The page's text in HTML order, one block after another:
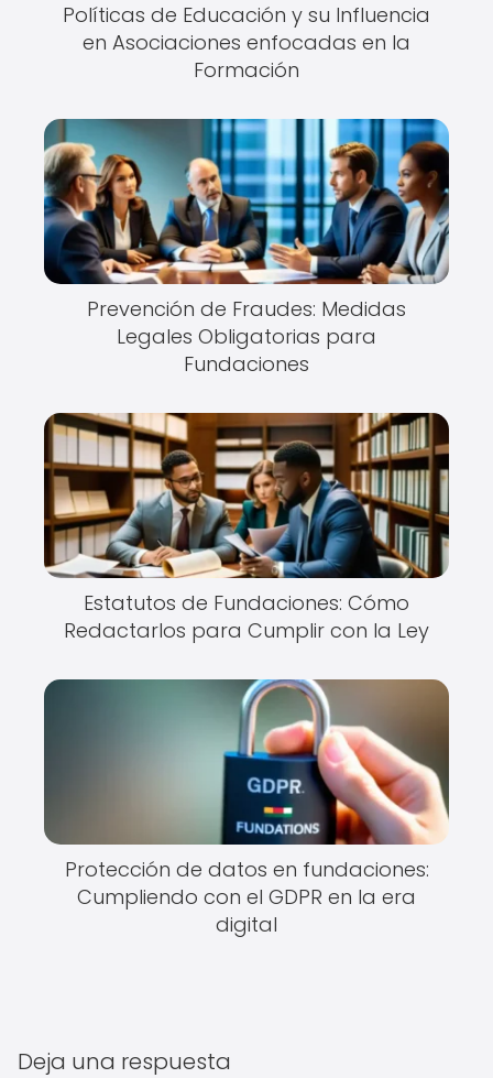
Políticas de Educación y su Influencia
en Asociaciones enfocadas en la
Formación
Prevención de Fraudes: Medidas
Legales Obligatorias para
Fundaciones
Estatutos de Fundaciones: Cómo
Redactarlos para Cumplir con la Ley
Protección de datos en fundaciones:
Cumpliendo con el GDPR en la era
digital
Deja una respuesta